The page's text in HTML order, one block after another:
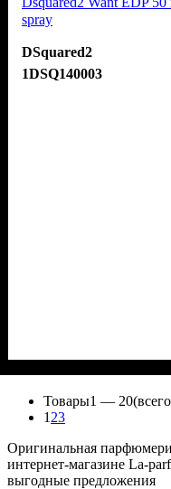
spray
DSquared2
1DSQ140003
Товары1 — 20
1 23
Оригинальная
интернет-магазине La-
выгодные предложения